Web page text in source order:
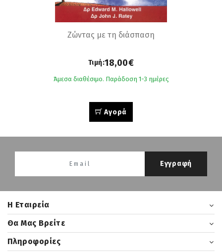
Ζώντας με τη διάσπαση
Τιμή:18,00€
Άμεσα διαθέσιμο. Παράδοση 1-3 ημέρες
Αγορά
H Εταιρεία
Εγγραφή
Θα Μας Βρείτε
Πληροφορίες